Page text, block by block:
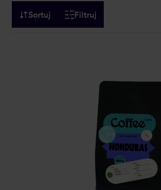
Sortuj Filtruj